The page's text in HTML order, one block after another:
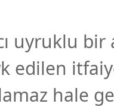
uyruklu bir
edilen
hale